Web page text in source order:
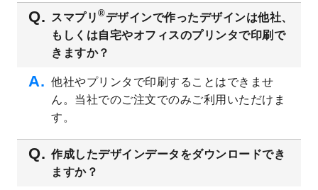
いたしました。
2023/6/12
うちわのデザインテンプレート
を公開いた
しました。
を公開いたしました。
2023/5/9
書類カバー（見積書表紙）のデザインテン
追加しました。
2023/4/20
スマプリ ®デザインで作ったデザインは他社、
もしくは自宅やオフィスのプリンタで印刷で
きますか？
他社やプリンタで印刷することはできませ
ん。当社でのご注文でのみご利用いただけま
す。
作成したデザインデータをダウンロードでき
ますか？